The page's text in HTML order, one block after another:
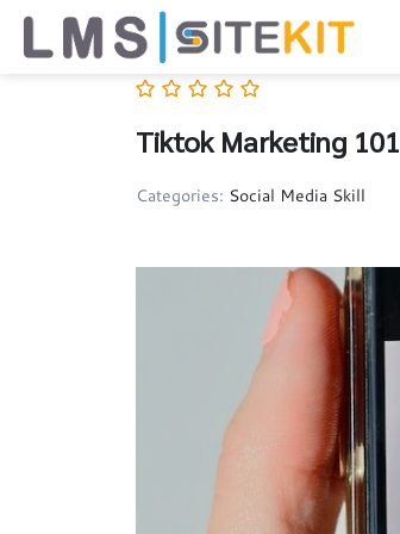
Skip
Tiktok Marketing 101
Categories: Social Media Skill